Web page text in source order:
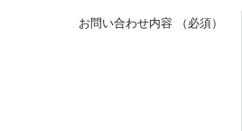
お問い合わせ内容 （必須）